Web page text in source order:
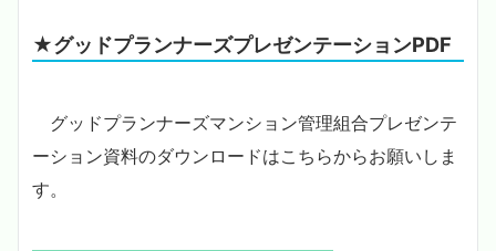
★グッドプランナーズプレゼンテーションPDF
グッドプランナーズマンション管理組合プレゼンテ
ーション資料のダウンロードはこちらからお願いしま
す。